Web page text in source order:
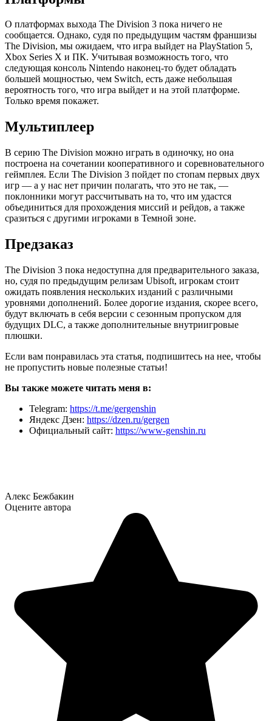
О платформах выхода The Division 3 пока ничего не
сообщается. Однако, судя по предыдущим частям франшизы
The Division, мы ожидаем, что игра выйдет на PlayStation 5,
Xbox Series X и ПК. Учитывая возможность того, что
следующая консоль Nintendo наконец-то будет обладать
большей мощностью, чем Switch, есть даже небольшая
вероятность того, что игра выйдет и на этой платформе.
Только время покажет.
Мультиплеер
В серию The Division можно играть в одиночку, но она
построена на сочетании кооперативного и соревновательного
геймплея. Если The Division 3 пойдет по стопам первых двух
игр — а у нас нет причин полагать, что это не так, —
поклонники могут рассчитывать на то, что им удастся
объединиться для прохождения миссий и рейдов, а также
сразиться с другими игроками в Темной зоне.
Предзаказ
The Division 3 пока недоступна для предварительного заказа,
но, судя по предыдущим релизам Ubisoft, игрокам стоит
ожидать появления нескольких изданий с различными
уровнями дополнений. Более дорогие издания, скорее всего,
будут включать в себя версии с сезонным пропуском для
будущих DLC, а также дополнительные внутриигровые
плюшки.
Если вам понравилась эта статья, подпишитесь на нее, чтобы
не пропустить новые полезные статьи!
Вы также можете читать меня в:
Telegram: https://t.me/gergenshin
Яндекс Дзен: https://dzen.ru/gergen
Официальный сайт: https://www-genshin.ru
Алекс Бежбакин
Оцените автора